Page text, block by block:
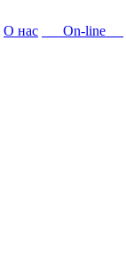
О нас On-line